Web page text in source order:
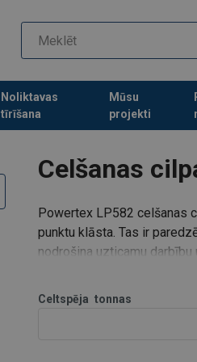
Noliktavas
tīrīšana
Mūsu
projekti
Celšanas
Powertex LP582 celšanas
punktu klāsta. Tas ir
nodrošina uzticamu
Celtspēja tonnas